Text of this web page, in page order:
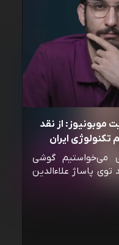
موبونیوز: از نقد
تکنولوژی ایران
می‌خواستیم گوشی
توی پاساژ علاءالدین